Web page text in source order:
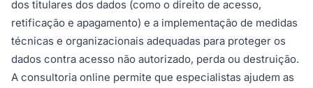
dos titulares dos dados (como o direito de acesso,
retificação e apagamento) e a implementação de medidas
técnicas e organizacionais adequadas para proteger os
dados contra acesso não autorizado, perda ou destruição.
A consultoria online permite que especialistas ajudem as